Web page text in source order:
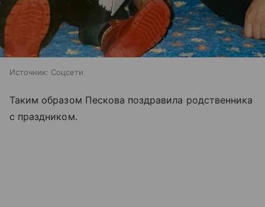
Источник: Соцсети
Таким образом Пескова поздравила родственника
с праздником.